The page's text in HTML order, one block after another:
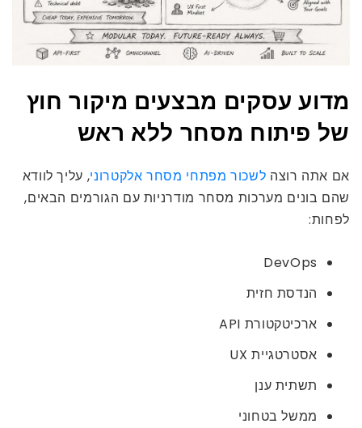
מדוע עסקים מבצעים מיקור חוץ
של פיתוח מסחר ללא ראש
אם אתה רוצה לשכור מפתחי מסחר אלקטרוני, עליך לוודא
שהם בונים מערכות מסחר מודרניות עם הגורמים הבאים,
לפחות:
DevOps
הנדסת חזית
ארכיטקטורת API
אסטרטגיית UX
תשתית ענן
ממשל בטחוני